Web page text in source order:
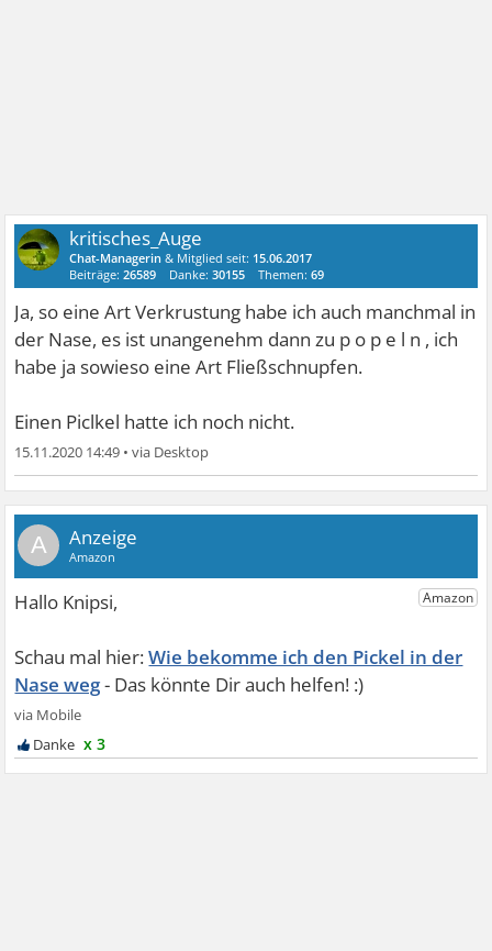
kritisches_Auge
Chat-Managerin & Mitglied seit: 15.06.2017
Beiträge:26589 Danke:30155 Themen:69
Ja, so eine Art Verkrustung habe ich auch manchmal in
der Nase, es ist unangenehm dann zu p o p e l n , ich
habe ja sowieso eine Art Fließschnupfen.
Einen Piclkel hatte ich noch nicht.
15.11.2020 14:49 •
A
Wie bekomme ich den Pickel in der
Nase weg
x 3